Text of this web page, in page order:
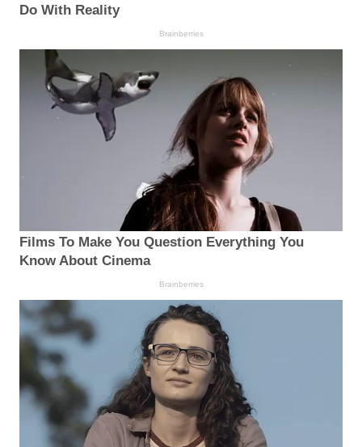
Do With Reality
Brainberries
Films To Make You Question Everything You
Know About Cinema
Brainberries